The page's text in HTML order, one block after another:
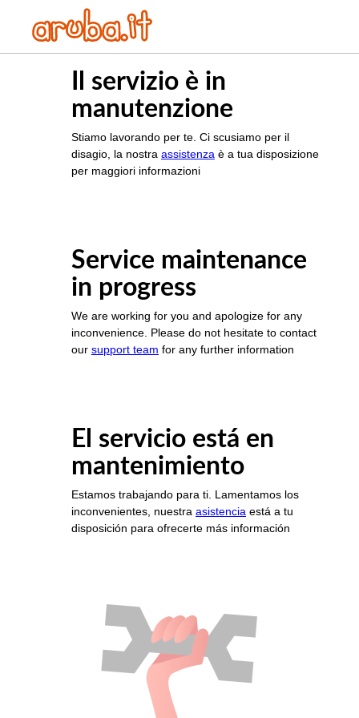
Il servizio è in
manutenzione
Stiamo lavorando per te. Ci scusiamo per il
disagio, la nostra assistenza è a tua disposizione
per maggiori informazioni
Service maintenance
in progress
We are working for you and apologize for any
inconvenience. Please do not hesitate to contact
our support team for any further information
El servicio está en
mantenimiento
Estamos trabajando para ti. Lamentamos los
inconvenientes, nuestra asistencia está a tu
disposición para ofrecerte más información